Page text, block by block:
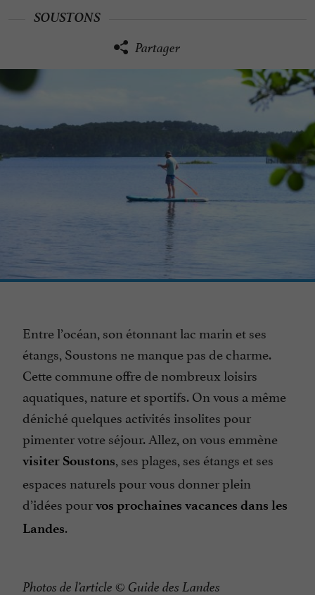
SOUSTONS
Partager
Entre l’océan, son étonnant lac marin et ses
étangs, Soustons ne manque pas de charme.
Cette commune offre de nombreux loisirs
aquatiques, nature et sportifs. On vous a même
déniché quelques activités insolites pour
pimenter votre séjour. Allez, on vous emmène
visiter Soustons, ses plages, ses étangs et ses
espaces naturels pour vous donner plein
d’idées pourvos prochaines vacances dans les
Landes.
Photos de l’article © Guide des Landes